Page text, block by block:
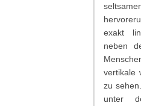
exakt
neben
vertikale
zu
unter